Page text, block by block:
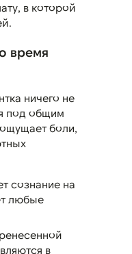
в которой
время
ничего не
под общим
боли,
сознание на
любые
в